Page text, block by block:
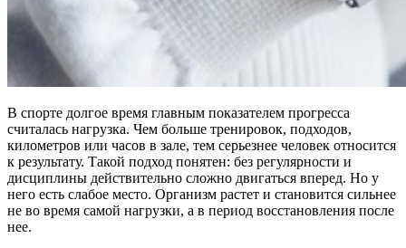
В спорте долгое время главным показателем прогресса
считалась нагрузка. Чем больше тренировок, подходов,
километров или часов в зале, тем серьезнее человек относится
к результату. Такой подход понятен: без регулярности и
дисциплины действительно сложно двигаться вперед. Но у
него есть слабое место. Организм растет и становится сильнее
не во время самой нагрузки, а в период восстановления после
нее.